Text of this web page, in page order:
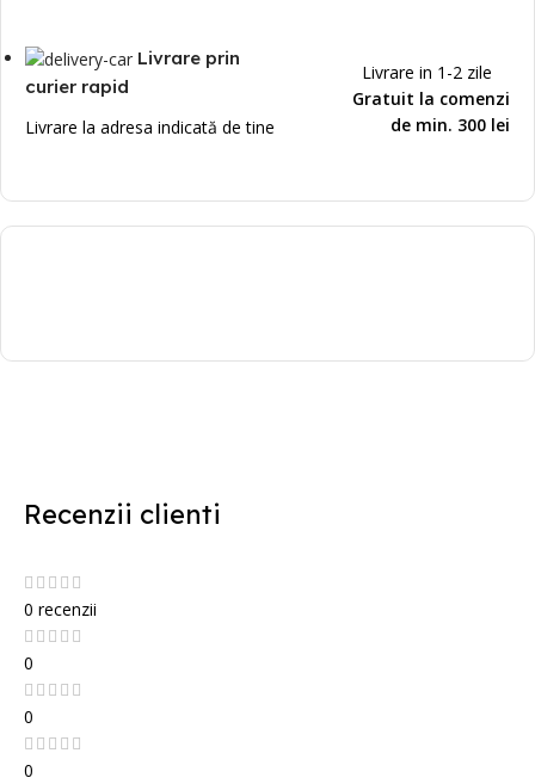
Livrare prin
curier rapid
Livrare la adresa indicată de tine
Livrare in 1-2 zile
Gratuit la comenzi
de min. 300 lei
Recenzii clienti
0 recenzii
0
0
0